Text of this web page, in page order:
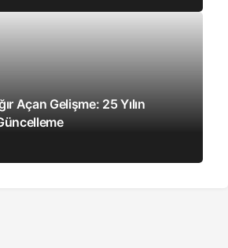
Açan Gelişme: 25 Yılın